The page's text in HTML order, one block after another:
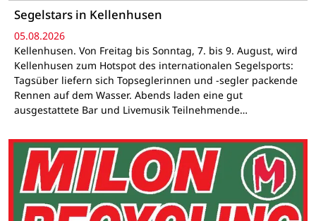
Segelstars in Kellenhusen
05.08.2026
Kellenhusen. Von Freitag bis Sonntag, 7. bis 9. August, wird
Kellenhusen zum Hotspot des internationalen Segelsports:
Tagsüber liefern sich Topseglerinnen und -segler packende
Rennen auf dem Wasser. Abends laden eine gut
ausgestattete Bar und Livemusik Teilnehmende…